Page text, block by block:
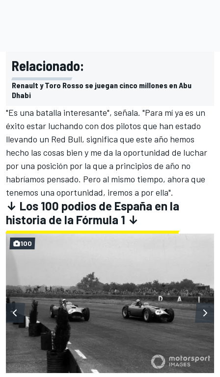
Relacionado:
Renault y Toro Rosso se juegan cinco millones en Abu
Dhabi
"Es una batalla interesante", señala. "Para mí ya es un
éxito estar luchando con dos pilotos que han estado
llevando un Red Bull, significa que este año hemos
hecho las cosas bien y me da la oportunidad de luchar
por una posición por la que a principios de año no
habríamos pensado. Pero al mismo tiempo, ahora que
tenemos una oportunidad, iremos a por ella".
↓ Los 100 podios de España en la
historia de la Fórmula 1 ↓
100